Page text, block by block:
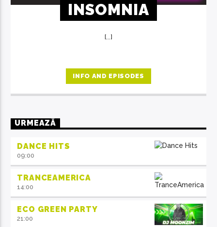
INSOMNIA
[...]
INFO AND EPISODES
URMEAZĂ
DANCE HITS
09:00
TRANCEAMERICA
14:00
ECO GREEN PARTY
21:00